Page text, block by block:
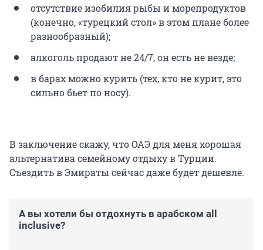
отсутствие изобилия рыбы и морепродуктов
(конечно, «турецкий стол» в этом плане более
разнообразный);
алкоголь продают не 24/7, он есть не везде;
в барах можно курить (тех, кто не курит, это
сильно бьет по носу).
В заключение скажу, что ОАЭ для меня хорошая
альтернатива семейному отдыху в Турции.
Съездить в Эмираты сейчас даже будет дешевле.
А вы хотели бы отдохнуть в арабском all
inclusive?